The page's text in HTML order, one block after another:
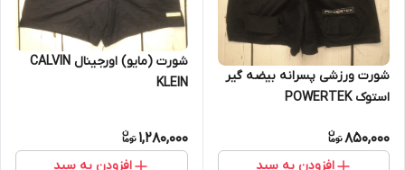
شورت ورزشی پسرانه بیضه گیر
استوک POWERTEK
850,000
افزودن به سبد
شورت (مایو) اورجینال CALVIN
KLEIN
1,280,000
افزودن به سبد